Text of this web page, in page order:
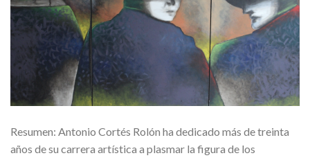
Resumen: Antonio Cortés Rolón ha dedicado más de treinta
años de su carrera artística a plasmar la figura de los